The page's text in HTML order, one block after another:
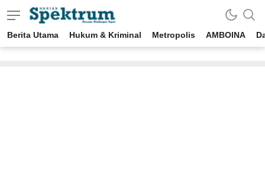
spektrumonline.com
Berita Utama Hukum & Kriminal Metropolis AMBOINA